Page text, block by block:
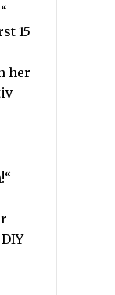
15
her